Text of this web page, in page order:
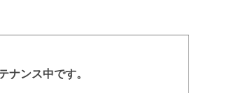
ナンス中です。